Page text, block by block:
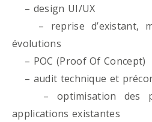
– design UI/UX
– reprise d’existant,
évolutions
– POC (Proof Of Concept)
– audit technique et
– optimisation des
applications existantes